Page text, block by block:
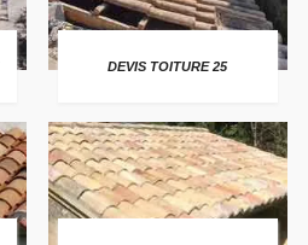
DEVIS TOITURE 25